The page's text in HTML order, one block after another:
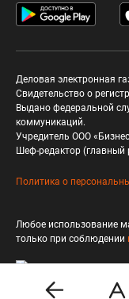
Деловая электронная
Свидетельство о
Выдано федеральной
коммуникаций.
Учредитель ООО
Шеф-редактор (главный
Политика о
Любое использование
только при соблюдении